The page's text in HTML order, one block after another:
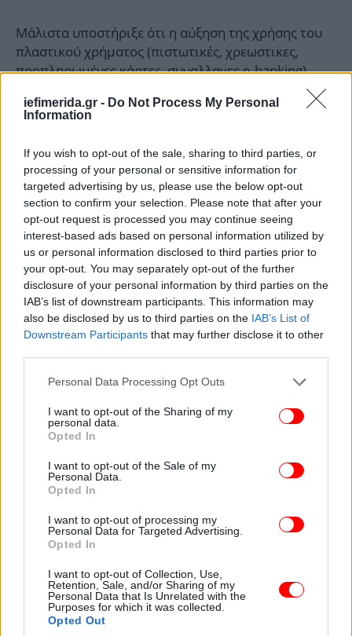
iefimerida.gr - Do Not Process My Personal
Information
If you wish to opt-out of the sale, sharing to third parties, or
processing of your personal or sensitive information for
targeted advertising by us, please use the below opt-out
section to confirm your selection. Please note that after your
opt-out request is processed you may continue seeing
interest-based ads based on personal information utilized by
us or personal information disclosed to third parties prior to
your opt-out. You may separately opt-out of the further
disclosure of your personal information by third parties on the
IAB’s list of downstream participants. This information may
also be disclosed by us to third parties on the IAB’s List of
Downstream Participants that may further disclose it to other
Please note that this website/app uses one or more Google
not limited to your visit or usage behaviour. You may click to
grant or deny consent to Google and its third-party tags to
use your data for below specified purposes in below Google
consent section.
Personal Data Processing Opt Outs
I want to opt-out of the Sharing of my
personal data.
Opted In
I want to opt-out of the Sale of my
Personal Data.
Opted In
I want to opt-out of processing my
Personal Data for Targeted Advertising.
Opted In
I want to opt-out of Collection, Use,
Retention, Sale, and/or Sharing of my
Personal Data that Is Unrelated with the
Purposes for which it was collected.
Opted Out
Μάλιστα υποστήριξε ότι η αύξηση της χρήσης του
πλαστικού χρήματος (πιστωτικές, χρεωστικες,
προπληρωμένες κάρτες, συναλλαγες e-banking)
κατά της φοροδιαφυγής, καθώς τα έσοδα από ΦΠΑ
σχέση με την αντίστοιχη χρονική περίοδο του 2015
(ή κατά δύο δισ. ευρώ). Αντίστοιχα είπε έχει γίνει
και στην Πορτογαλία με αντίστοιχα αποτελέσματα.
Από την πλευρά του, ο διοικητής της Ανεξάρτητης
Αρχής Δημοσίων Εσόδων Γιώργος Πιτσιλήςείπε
ότι η λοταρία εντάσσεται στην ευρύτερη
στρατηγική για τη φορολογική συμμόρφωση. «Δεν
αφήνουμε τίποτα στην τύχη αλλά θέλουμε την τύχη
σύμμαχό μας για να έχουμε αυτό το αποτέλεσμα».
Τον Δεκέμβριο η σούπερ κλήρωση
φορές, μία ημέρα για τις αγορές που έγιναν μέσα
στον Νοέμβριο, και μία ακόμη με απανωτές
αγορές που έκαναν στο εννεάμηνο Ιανουαρίου-
Σεπτεμβρίου. Από αυτή τη λοταρία θα δοθούν
συνολικά
9 εκατ. ευρώ.